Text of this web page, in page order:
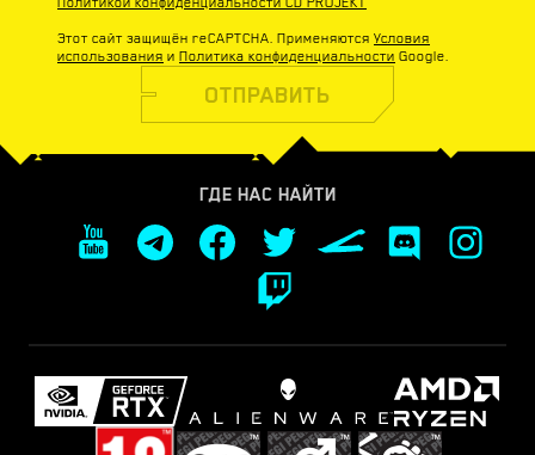
Этот сайт защищён reCAPTCHA. Применяются Условия
использования и Политика конфиденциальности Google.
ОТПРАВИТЬ
ГДЕ НАС НАЙТИ